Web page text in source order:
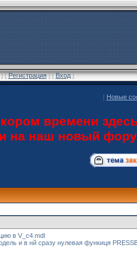
[Регистрация] [Вход]
[ Новые
времени здесь
на наш новый
в V_c4.mdl
и в нй сразу нулевая функиця